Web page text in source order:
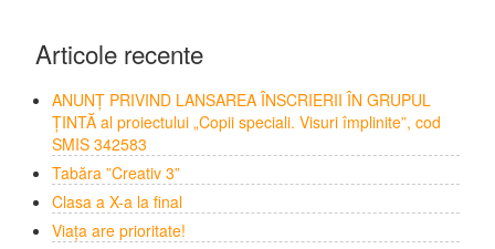
Articole recente
ANUNȚ PRIVIND LANSAREA ÎNSCRIERII ÎN GRUPUL
ȚINTĂ al proiectului „Copii speciali. Visuri împlinite”, cod
SMIS 342583
Tabăra ”Creativ 3”
Clasa a X-a la final
Viața are prioritate!